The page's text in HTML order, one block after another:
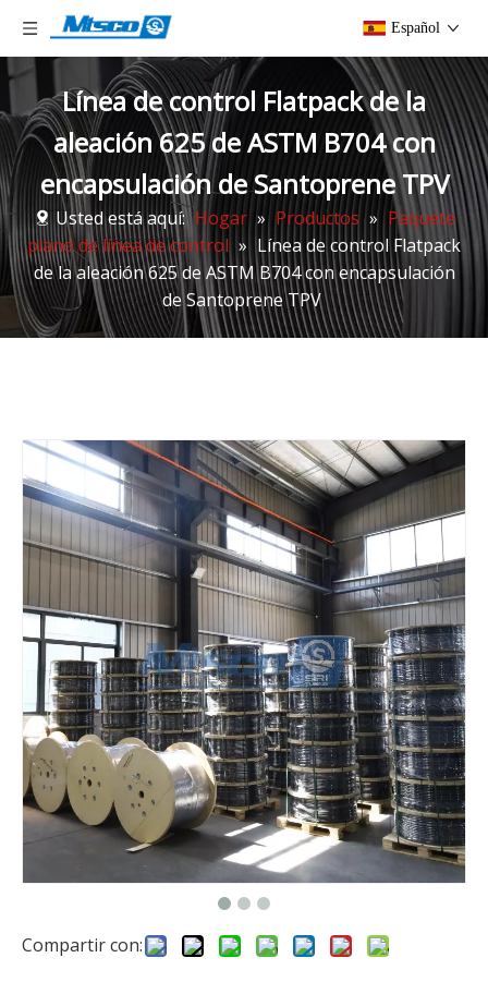
Español
Línea de control Flatpack de la
aleación 625 de ASTM B704 con
encapsulación de Santoprene TPV
Usted está aquí: Hogar » Productos » Paquete
plano de línea de control » Línea de control Flatpack
de la aleación 625 de ASTM B704 con encapsulación
de Santoprene TPV
Compartir con: